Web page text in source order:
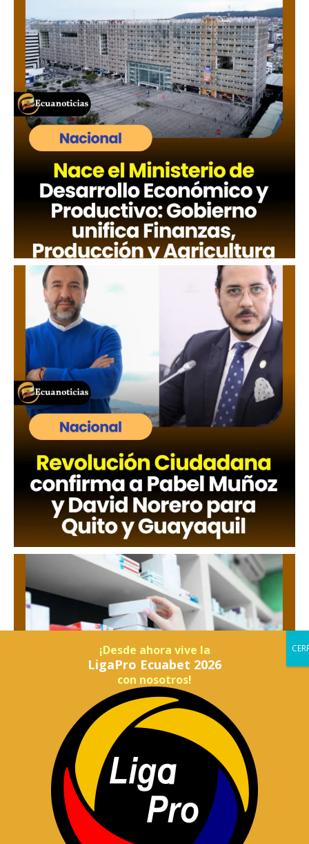
¡Desde ahora vive la
LigaPro Ecuabet 2026
con nosotros!